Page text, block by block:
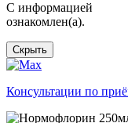
C информацией
ознакомлен(а).
Скрыть
Консультации по